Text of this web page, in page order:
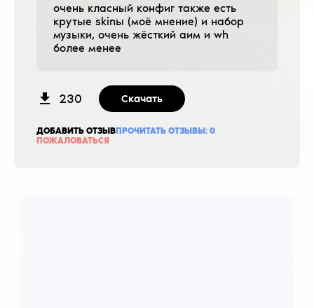
очень класный конфиг также есть
крутые skinы (моё мнение) и набор
музыки, очень жёсткий аим и wh
более менее
230 Скачать
ДОБАВИТЬ ОТЗЫВПРОЧИТАТЬ ОТЗЫВЫ: 0
ПОЖАЛОВАТЬСЯ